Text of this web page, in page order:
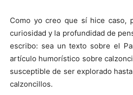
Como yo creo que sí hice caso,
curiosidad y la profundidad de
escribo: sea un texto sobre el
artículo humorístico sobre
susceptible de ser explorado
calzoncillos.